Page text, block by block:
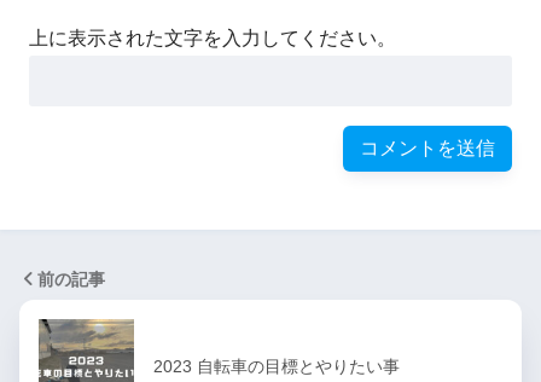
上に表示された文字を入力してください。
前の記事
2023 自転車の目標とやりたい事